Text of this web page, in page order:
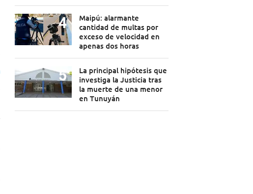
Maipú: alarmante
cantidad de multas por
exceso de velocidad en
apenas dos horas
La principal hipótesis que
investiga la Justicia tras
la muerte de una menor
en Tunuyán